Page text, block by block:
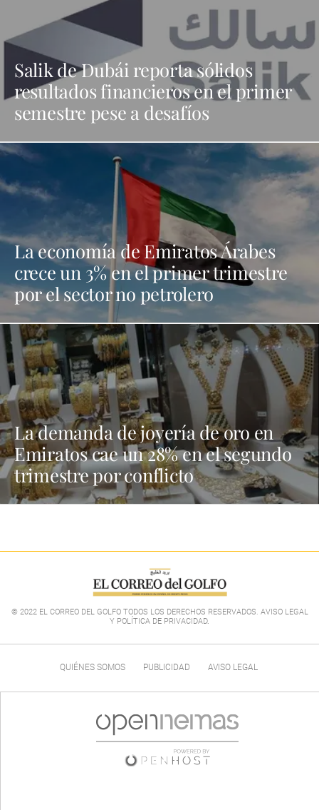
Salik de Dubái reporta sólidos
resultados financieros en el primer
semestre pese a desafíos
La economía de Emiratos Árabes
crece un 3% en el primer trimestre
por el sector no petrolero
La demanda de joyería de oro en
Emiratos cae un 28% en el segundo
trimestre por conflicto
© 2022 EL CORREO DEL GOLFO TODOS LOS DERECHOS RESERVADOS. AVISO LEGAL
Y POLÍTICA DE PRIVACIDAD.
QUIÉNES SOMOS PUBLICIDAD AVISO LEGAL